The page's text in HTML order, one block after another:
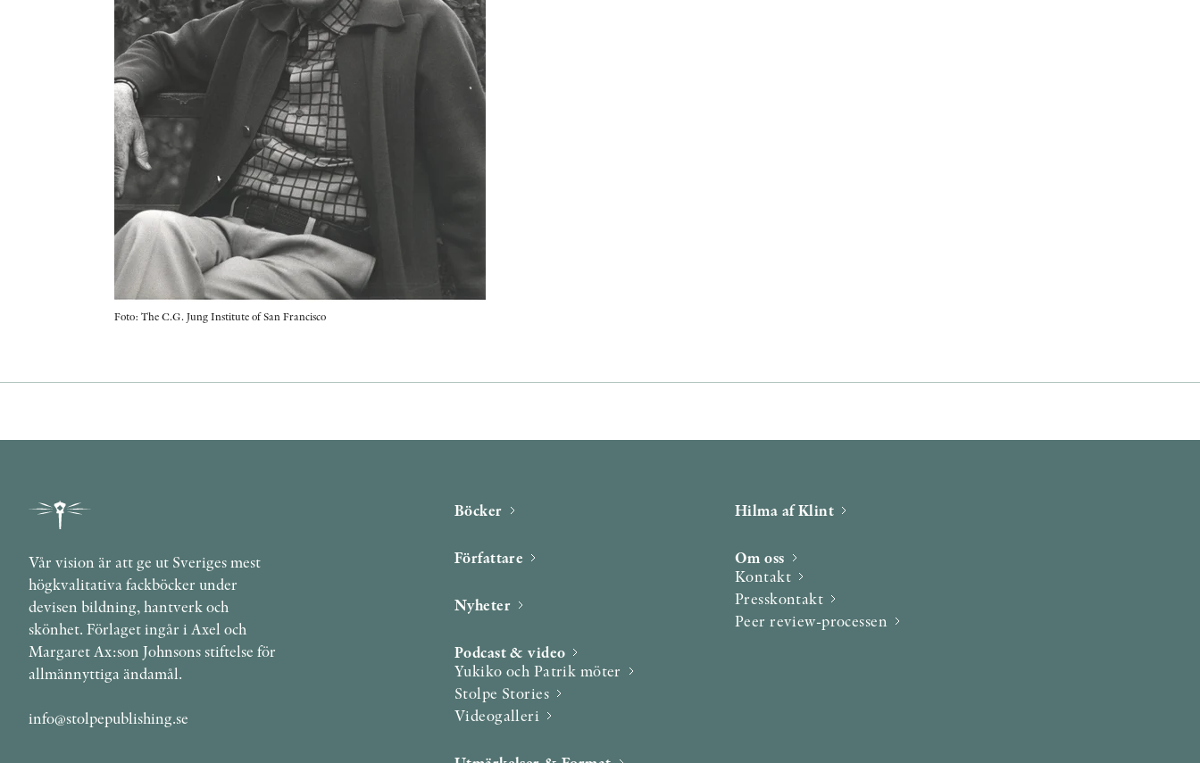
Foto: The C.G. Jung Institute of San Francisco
Vår vision är att ge ut Sveriges mest
högkvalitativa fackböcker under
devisen bildning, hantverk och
skönhet. Förlaget ingår i Axel och
Margaret Ax:son Johnsons stiftelse för
allmännyttiga ändamål.
info@stolpepublishing.se
Böcker
Författare
Nyheter
Podcast & video
Yukiko och Patrik möter
Stolpe Stories
Videogalleri
Hilma af Klint
Om oss
Kontakt
Presskontakt
Peer review-processen